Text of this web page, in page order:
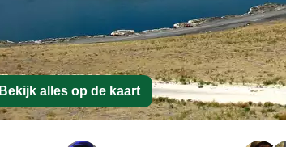
Bekijk alles op de kaart